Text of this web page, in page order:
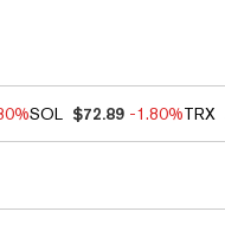
SOL $72.89 -1.80%TRX